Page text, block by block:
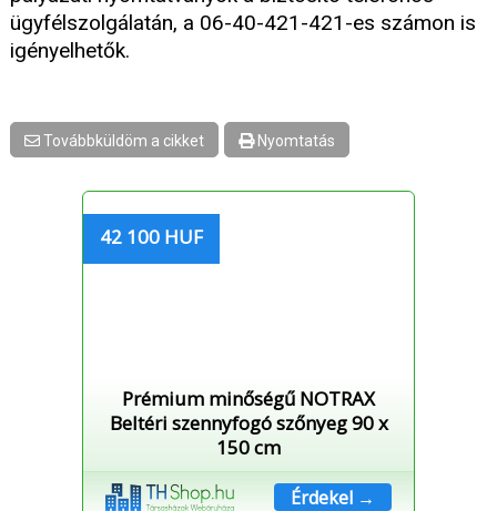
ügyfélszolgálatán, a 06-40-421-421-es számon is
igényelhetők.
Továbbküldöm a cikket Nyomtatás
42 100 HUF
Prémium minőségű NOTRAX
Beltéri szennyfogó szőnyeg 90 x
150 cm
Érdekel →